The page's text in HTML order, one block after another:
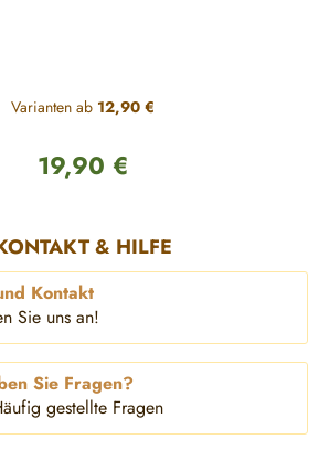
Varianten ab 12,90 €
Regulärer Preis:
19,90 €
& HILFE
Kontakt
Sie uns an!
Sie Fragen?
gestellte Fragen